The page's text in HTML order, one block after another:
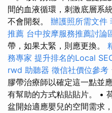
間的血液循環，刺激底層系
不會開裂。 辦護照所需文件
推薦 台中按摩服務推薦討論
帶，如果太緊，則應更換。
務專家 提升排名的Local
rwd 助聽器 徵信社價位參考
膠帶治療師以確定這一點並
有幫助的方式粘貼貼片。 •
盆開始適應嬰兒的空間需求